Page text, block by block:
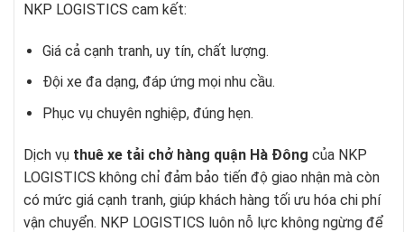
NKP LOGISTICS cam kết:
Giá cả cạnh tranh, uy tín, chất lượng.
Đội xe đa dạng, đáp ứng mọi nhu cầu.
Phục vụ chuyên nghiệp, đúng hẹn.
Dịch vụ thuê xe tải chở hàng quận Hà Đông của NKP
LOGISTICS không chỉ đảm bảo tiến độ giao nhận mà còn
có mức giá cạnh tranh, giúp khách hàng tối ưu hóa chi phí
vận chuyển. NKP LOGISTICS luôn nỗ lực không ngừng để